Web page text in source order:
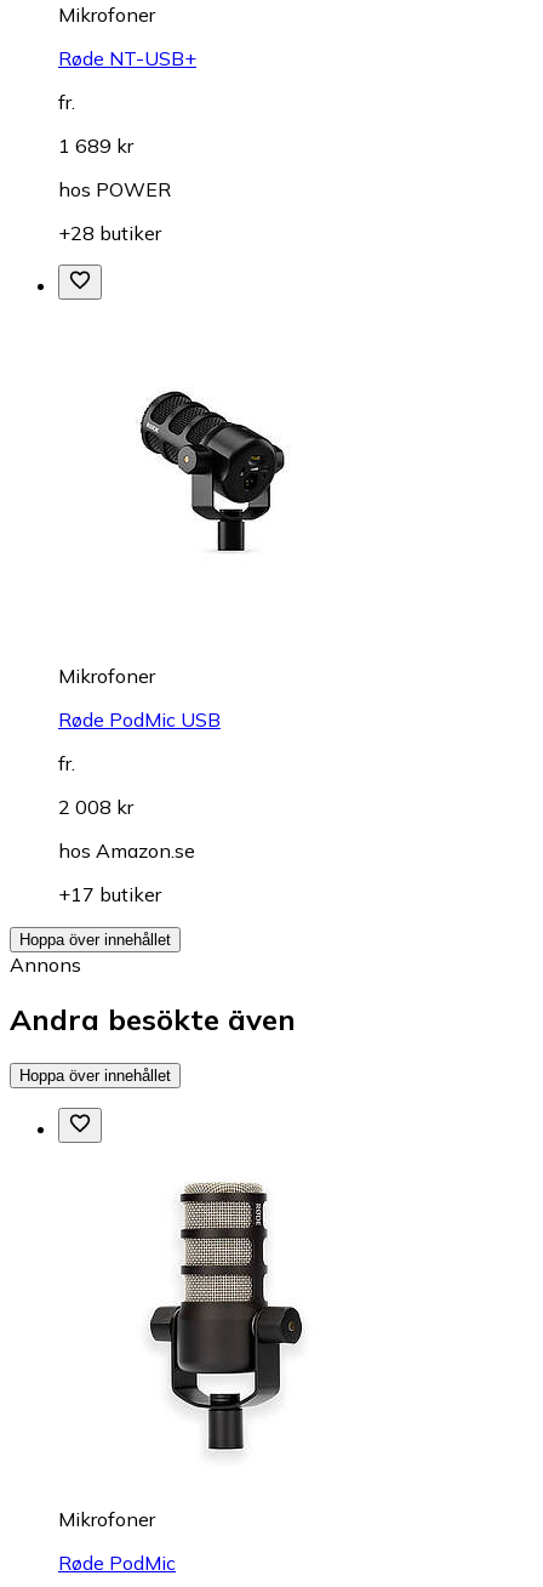
Mikrofoner
Røde NT-USB+
fr.
1 689 kr
hos POWER
+28 butiker
Mikrofoner
Røde PodMic USB
fr.
2 008 kr
hos Amazon.se
+17 butiker
Hoppa över innehållet
Annons
Andra besökte även
Hoppa över innehållet
Mikrofoner
Røde PodMic